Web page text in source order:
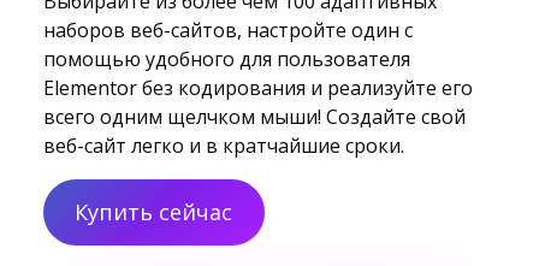
наборов веб-сайтов, настройте один с
помощью удобного для пользователя
Elementor без кодирования и реализуйте его
всего одним щелчком мыши! Создайте свой
веб-сайт легко и в кратчайшие сроки.
Купить сейчас